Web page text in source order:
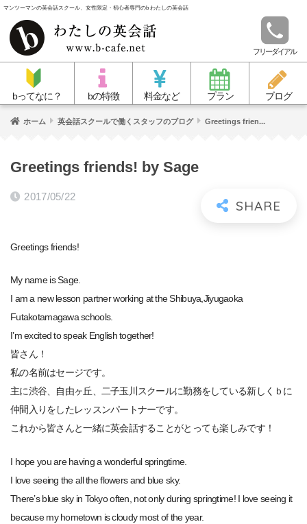
マンツーマンの英会話スクール、女性限定・初心者専門のb わたしの英会話
フリーダイアル
bってなに？ bの特徴 料金など プラン ブログ
ホーム 英会話スクールで働くスタッフのブログ Greetings frien...
Greetings friends! by Sage
2017/05/22
Greetings friends!
My name is Sage.
I am a new lesson partner working at the Shibuya,Jiyugaoka
Futakotamagawa schools.
I’m excited to speak English together!
皆さん！
私の名前はセージです。
主に渋谷、自由ヶ丘、二子玉川スクールに勤務をしている新しくｂに
仲間入りをしたレッスンパートナーです。
これから皆さんと一緒に英会話することがとっても楽しみです！
I hope you are having a wonderful springtime.
I love seeing the all the flowers and blue sky.
There’s blue sky in Tokyo often, not only during springtime! I love seeing it
because my hometown is cloudy most of the year.